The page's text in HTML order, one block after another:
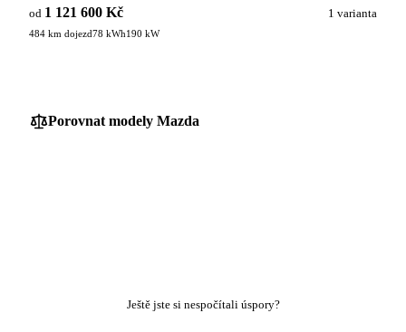
od 1 121 600 Kč 1 varianta
484 km dojezd78 kWh190 kW
Porovnat modely Mazda
Ještě jste si nespočítali úspory?